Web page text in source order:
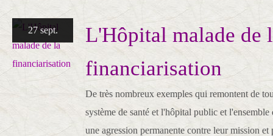
27 sept.
L'Hôpital malade de
financiarisation
De très nombreux exemples qui remontent de
système de santé et l'hôpital public et l'ensemble
une agression permanente contre leur mission et